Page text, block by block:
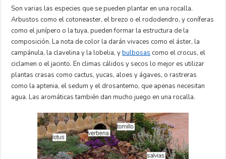
Son varias las especies que se pueden plantar en una rocalla.
Arbustos como el cotoneaster, el brezo o el rododendro, y coníferas
como el junípero o la tuya, pueden formar la estructura de la
composición. La nota de color la darán vivaces como el áster, la
campánula, la clavelina y la lobelia, ybulbosas como el crocus, el
ciclamen o el jacinto. En climas cálidos y secos lo mejor es utilizar
plantas crasas como cactus, yucas, aloes y ágaves, o rastreras
como la aptenia, el sedum y el drosantemo, que apenas necesitan
agua. Las aromáticas también dan mucho juego en una rocalla.